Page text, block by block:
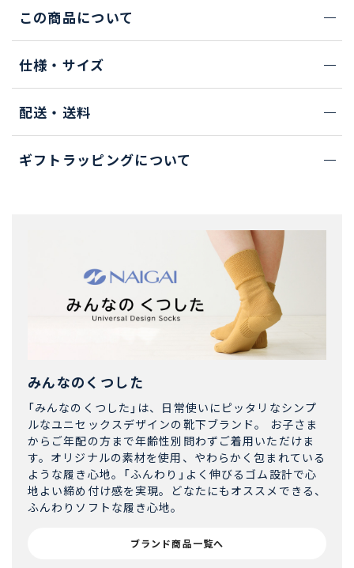
この商品について
仕様・サイズ
配送・送料
ギフトラッピングについて
みんなのくつした
「みんなのくつした」は、日常使いにピッタリなシンプ
ルなユニセックスデザインの靴下ブランド。 お子さま
からご年配の方まで年齢性別問わずご着用いただけま
す。オリジナルの素材を使用、やわらかく包まれている
ような履き心地。「ふんわり」よく伸びるゴム設計で心
地よい締め付け感を実現。どなたにもオススメできる、
ふんわりソフトな履き心地。
ブランド商品一覧へ